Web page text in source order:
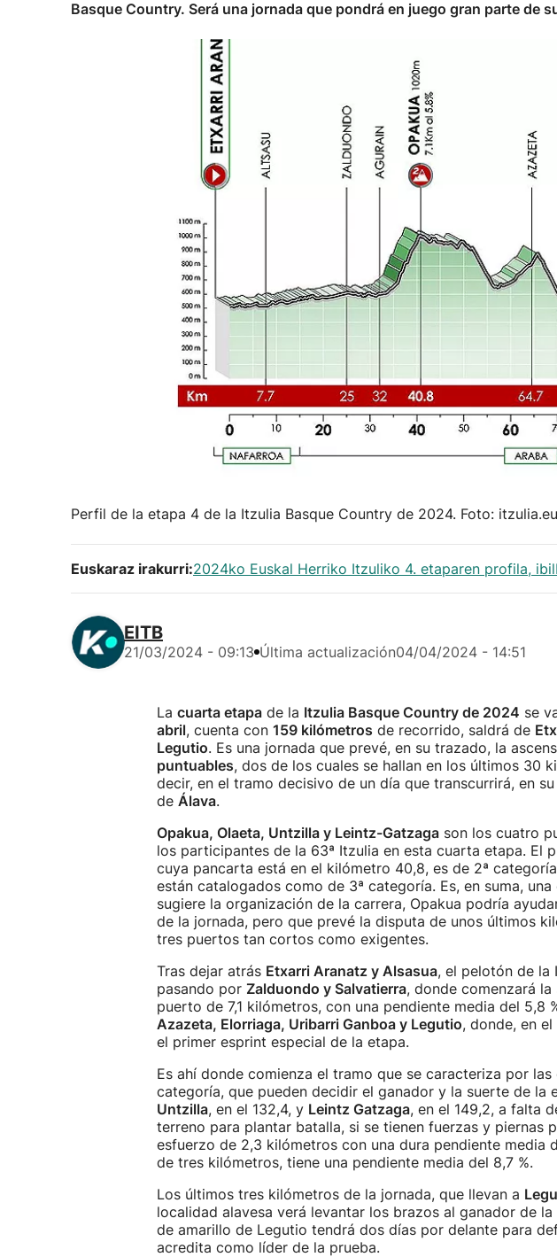
Basque Country. Será una jornada que pondrá en juego gran parte de
Perfil de la etapa 4 de la Itzulia Basque Country de 2024. Foto:
Euskaraz irakurri:2024ko Euskal Herriko Itzuliko 4. etaparen profila,
EITB
21/03/2024 - 09:13 Última actualización04/04/2024 - 14:51
La cuarta etapa de la Itzulia Basque Country de 2024 se
abril, cuenta con 159 kilómetros de recorrido, saldrá de
Legutio. Es una jornada que prevé, en su trazado, la
puntuables, dos de los cuales se hallan en los últimos 30
decir, en el tramo decisivo de un día que transcurrirá, en
de Álava.
Opakua, Olaeta, Untzilla y Leintz-Gatzaga son los cuatro
los participantes de la 63ª Itzulia en esta cuarta etapa. El
cuya pancarta está en el kilómetro 40,8, es de 2ª
están catalogados como de 3ª categoría. Es, en suma,
sugiere la organización de la carrera, Opakua podría
de la jornada, pero que prevé la disputa de unos últimos
tres puertos tan cortos como exigentes.
Tras dejar atrás Etxarri Aranatz y Alsasua, el pelotón de la
pasando por Zalduondo y Salvatierra, donde comenzará la
puerto de 7,1 kilómetros, con una pendiente media del 5,8
Azazeta, Elorriaga, Uribarri Ganboa y Legutio, donde, en
el primer esprint especial de la etapa.
Es ahí donde comienza el tramo que se caracteriza por las
categoría, que pueden decidir el ganador y la suerte de la
Untzilla, en el 132,4, y Leintz Gatzaga, en el 149,2, a falta
terreno para plantar batalla, si se tienen fuerzas y piernas
esfuerzo de 2,3 kilómetros con una dura pendiente media
de tres kilómetros, tiene una pendiente media del 8,7 %.
Los últimos tres kilómetros de la jornada, que llevan a
localidad alavesa verá levantar los brazos al ganador de
de amarillo de Legutio tendrá dos días por delante para
acredita como líder de la prueba.